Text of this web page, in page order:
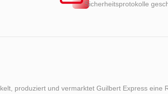
Sicherheitsprotokolle
produziert und vermarktet Guilbert Express eine